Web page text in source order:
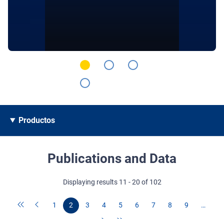
Productos
Publications and Data
Displaying results 11 - 20 of 102
1 2 3 4 5 6 7 8 9 …